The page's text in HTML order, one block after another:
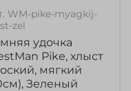
WM-pike-myagkij-
zel
удочка
Pike, хлыст
мягкий
Зеленый